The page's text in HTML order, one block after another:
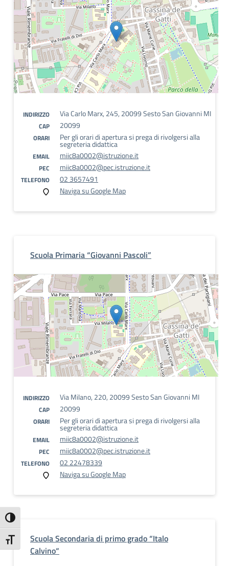
Attiva/disattiva alto contrasto
Attiva/disattiva dimensione testo
INDIRIZZO Via Carlo Marx, 245, 20099 Sesto San Giovanni MI
CAP 20099
ORARI Per gli orari di apertura si prega di rivolgersi alla
segreteria didattica
EMAIL miic8a0002@istruzione.it
PEC miic8a0002@pec.istruzione.it
TELEFONO
02 3657491
Naviga su Google Map
Scuola Primaria “Giovanni Pascoli”
INDIRIZZO Via Milano, 220, 20099 Sesto San Giovanni MI
CAP 20099
ORARI Per gli orari di apertura si prega di rivolgersi alla
segreteria didattica
EMAIL miic8a0002@istruzione.it
PEC miic8a0002@pec.istruzione.it
TELEFONO
02 22478339
Naviga su Google Map
Scuola Secondaria di primo grado “Italo
Calvino“